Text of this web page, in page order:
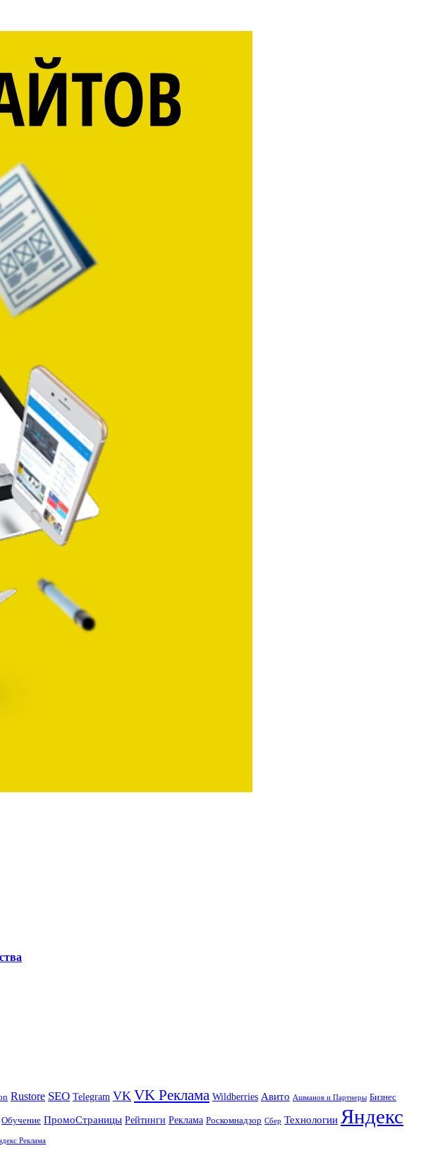
Rustore SEO Telegram VK VK Реклама Wildberries Авито Ашманов и Партнеры Бизнес
Обучение ПромоСтраницы Рейтинги Реклама Роскомнадзор Сбер Технологии Яндекс
Реклама